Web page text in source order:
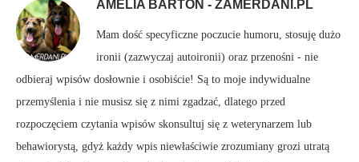
AMELIA BARTOŃ - ZAMERDANI.PL
Mam dość specyficzne poczucie humoru, stosuję dużo
ironii (zazwyczaj autoironii) oraz przenośni - nie
odbieraj wpisów dosłownie i osobiście! Są to moje indywidualne
przemyślenia i nie musisz się z nimi zgadzać, dlatego przed
rozpoczęciem czytania wpisów skonsultuj się z weterynarzem lub
behawiorystą, gdyż każdy wpis niewłaściwie zrozumiany grozi utratą